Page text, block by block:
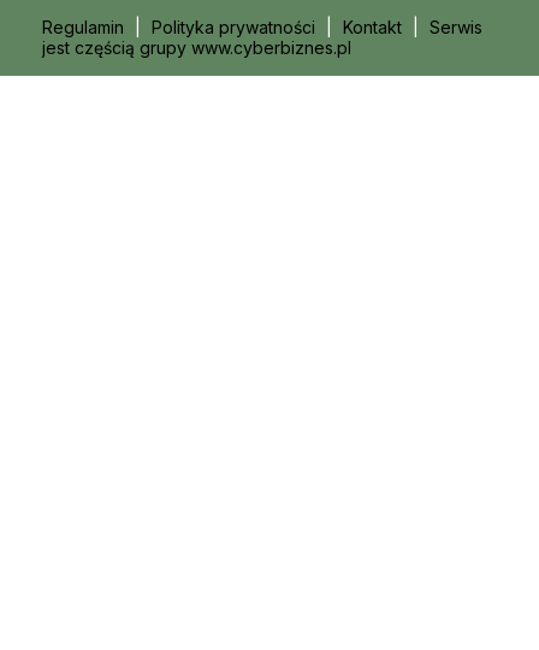
Regulamin Polityka prywatności Kontakt
Serwis
jest częścią grupy www.cyberbiznes.pl